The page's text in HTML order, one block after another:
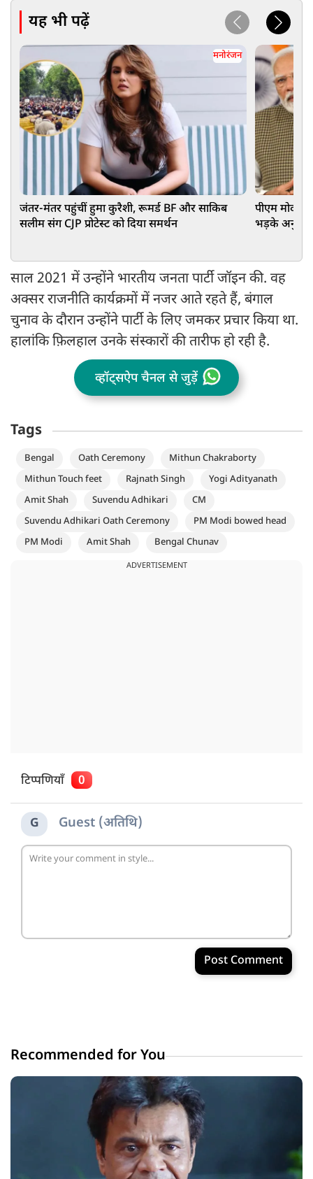
यह भी पढ़ें
मनोरंजन
जंतर-मंतर पहुंचीं हुमा कुरैशी, रूमर्ड BF और साकिब
सलीम संग CJP प्रोटेस्ट को दिया समर्थन
पीएम मोदी
भड़के अनुपम
साल 2021 में उन्होंने भारतीय जनता पार्टी जॉइन की. वह
अक्सर राजनीति कार्यक्रमों में नजर आते रहते हैं, बंगाल
चुनाव के दौरान उन्होंने पार्टी के लिए जमकर प्रचार किया था.
हालांकि फ़िलहाल उनके संस्कारों की तारीफ हो रही है.
व्हॉट्सऐप चैनल से जुड़ें
Tags
Bengal Oath Ceremony
Mithun Chakraborty
Mithun Touch feet
Rajnath Singh
Yogi Adityanath
Amit Shah
Suvendu Adhikari
CM
Suvendu Adhikari Oath Ceremony
PM Modi bowed head
PM Modi
Amit Shah Bengal Chunav
ADVERTISEMENT
टिप्पणियाँ 0
G Guest (अतिथि)
Post Comment
Recommended for You